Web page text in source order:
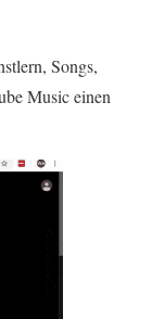
Songs,
Music einen